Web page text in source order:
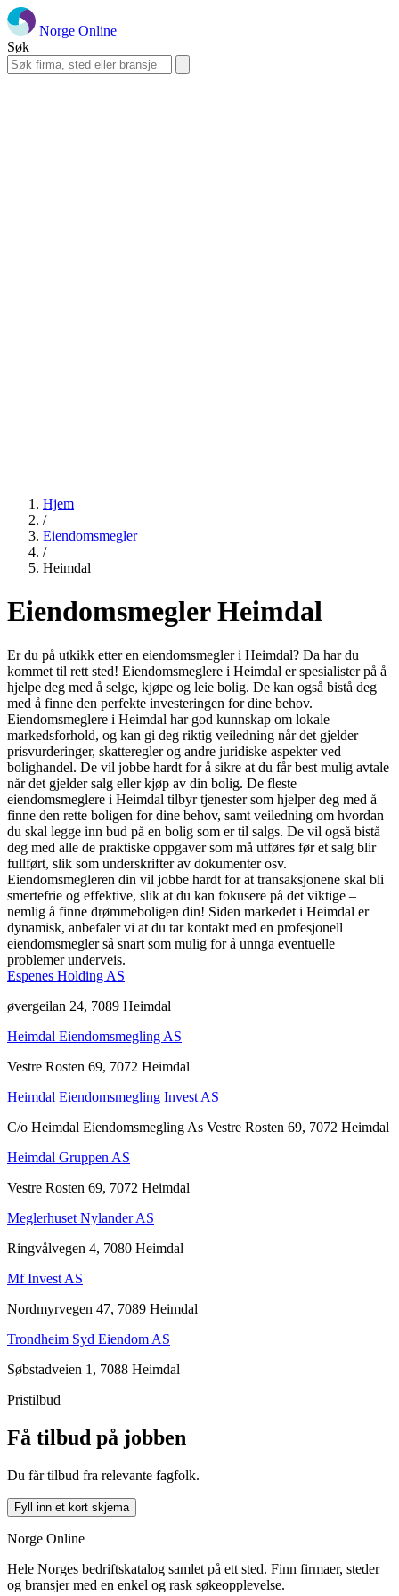
Norge Online
Søk
Hjem
/
Eiendomsmegler
/
Heimdal
Eiendomsmegler Heimdal
Er du på utkikk etter en eiendomsmegler i Heimdal? Da har du
kommet til rett sted! Eiendomsmeglere i Heimdal er spesialister på å
hjelpe deg med å selge, kjøpe og leie bolig. De kan også bistå deg
med å finne den perfekte investeringen for dine behov.
Eiendomsmeglere i Heimdal har god kunnskap om lokale
markedsforhold, og kan gi deg riktig veiledning når det gjelder
prisvurderinger, skatteregler og andre juridiske aspekter ved
bolighandel. De vil jobbe hardt for å sikre at du får best mulig avtale
når det gjelder salg eller kjøp av din bolig. De fleste
eiendomsmeglere i Heimdal tilbyr tjenester som hjelper deg med å
finne den rette boligen for dine behov, samt veiledning om hvordan
du skal legge inn bud på en bolig som er til salgs. De vil også bistå
deg med alle de praktiske oppgaver som må utføres før et salg blir
fullført, slik som underskrifter av dokumenter osv.
Eiendomsmegleren din vil jobbe hardt for at transaksjonene skal bli
smertefrie og effektive, slik at du kan fokusere på det viktige –
nemlig å finne drømmeboligen din! Siden markedet i Heimdal er
dynamisk, anbefaler vi at du tar kontakt med en profesjonell
eiendomsmegler så snart som mulig for å unnga eventuelle
problemer underveis.
Espenes Holding AS
øvergeilan 24, 7089 Heimdal
Heimdal Eiendomsmegling AS
Vestre Rosten 69, 7072 Heimdal
Heimdal Eiendomsmegling Invest AS
C/o Heimdal Eiendomsmegling As Vestre Rosten 69, 7072 Heimdal
Heimdal Gruppen AS
Vestre Rosten 69, 7072 Heimdal
Meglerhuset Nylander AS
Ringvålvegen 4, 7080 Heimdal
Mf Invest AS
Nordmyrvegen 47, 7089 Heimdal
Trondheim Syd Eiendom AS
Søbstadveien 1, 7088 Heimdal
Pristilbud
Få tilbud på jobben
Du får tilbud fra relevante fagfolk.
Fyll inn et kort skjema
Norge Online
Hele Norges bedriftskatalog samlet på ett sted. Finn firmaer, steder
og bransjer med en enkel og rask søkeopplevelse.